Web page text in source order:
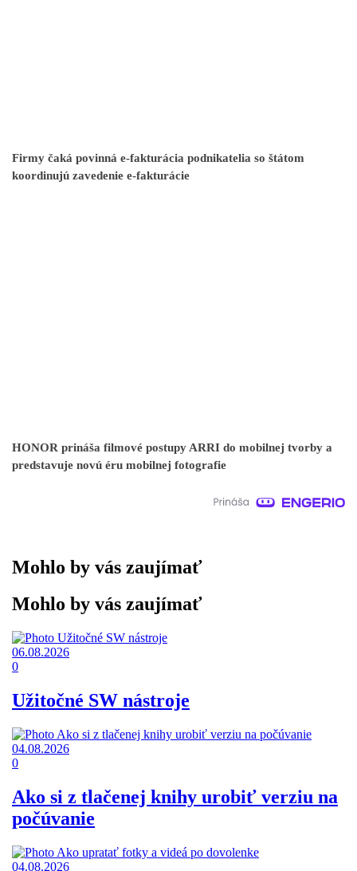
Firmy čaká povinná e-fakturácia podnikatelia so štátom
koordinujú zavedenie e-fakturácie
HONOR prináša filmové postupy ARRI do mobilnej tvorby a
predstavuje novú éru mobilnej fotografie
Mohlo by vás zaujímať
Mohlo by vás zaujímať
06.08.2026
0
Užitočné SW nástroje
04.08.2026
0
Ako si z tlačenej knihy urobiť verziu na
počúvanie
04.08.2026